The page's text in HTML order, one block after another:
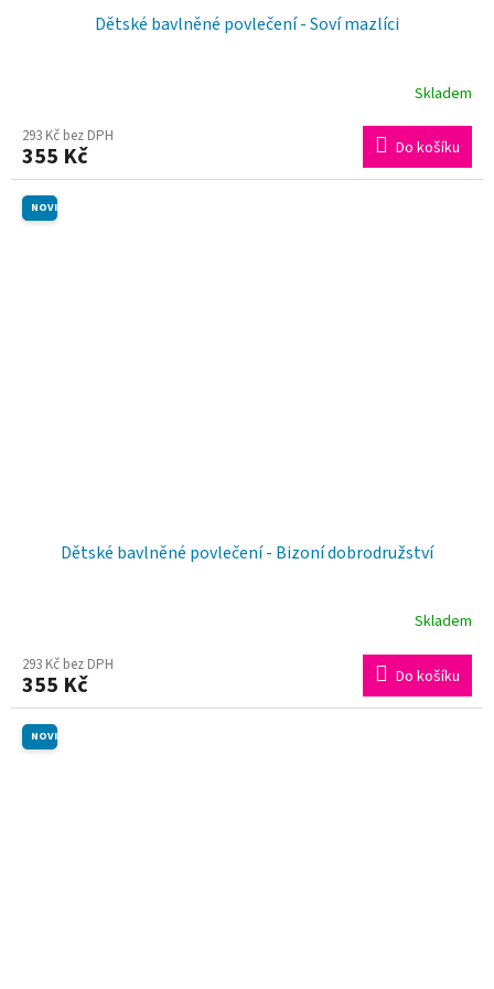
Dětské bavlněné povlečení - Soví mazlíci
Skladem
293 Kč bez DPH
355 Kč Do košíku
NOVINKA
Dětské bavlněné povlečení - Bizoní dobrodružství
Skladem
293 Kč bez DPH
355 Kč Do košíku
NOVINKA